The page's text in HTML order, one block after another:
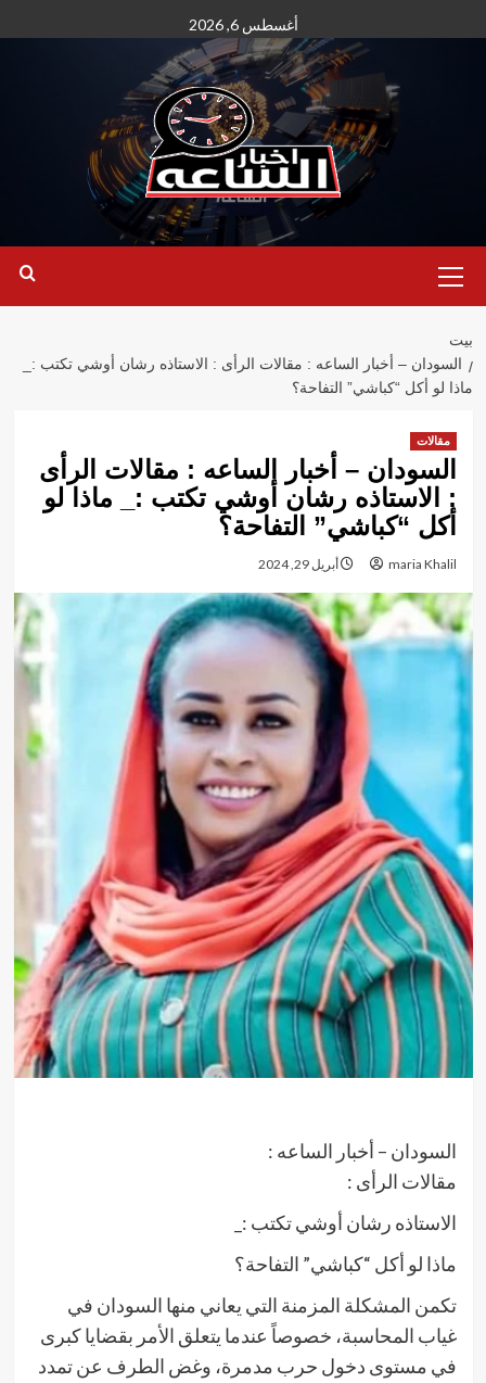
إلى
أغسطس 6, 2026
الأساسية
بيت
السودان – أخبار الساعه : مقالات الرأى : الاستاذه رشان أوشي تكتب :_
ماذا لو أكل “كباشي” التفاحة؟
مقالات
السودان – أخبار الساعه : مقالات الرأى
: الاستاذه رشان أوشي تكتب :_ ماذا لو
أكل “كباشي” التفاحة؟
maria Khalil أبريل 29, 2024
السودان – أخبار الساعه :
مقالات الرأى :
الاستاذه رشان أوشي تكتب :_
ماذا لو أكل “كباشي” التفاحة؟
تكمن المشكلة المزمنة التي يعاني منها السودان في
غياب المحاسبة، خصوصاً عندما يتعلق الأمر بقضايا كبرى
في مستوى دخول حرب مدمرة، وغض الطرف عن تمدد